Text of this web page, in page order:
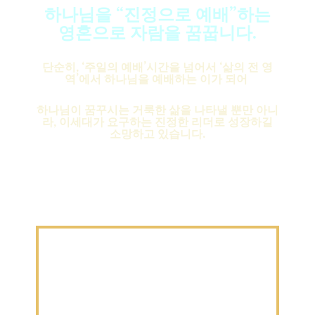
하나님을 “진정으로 예배”하는
영혼으로 자람을 꿈꿉니다.
단순히, ‘주일의 예배’시간을 넘어서 ‘삶의 전 영
역’에서 하나님을 예배하는 이가 되어
하나님이 꿈꾸시는 거룩한 삶을 나타낼 뿐만 아니
라, 이세대가 요구하는 진정한 리더로 성장하길
소망하고 있습니다.